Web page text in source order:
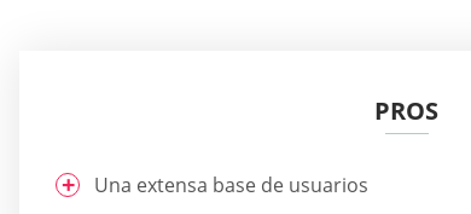
PROS
Una extensa base de usuarios